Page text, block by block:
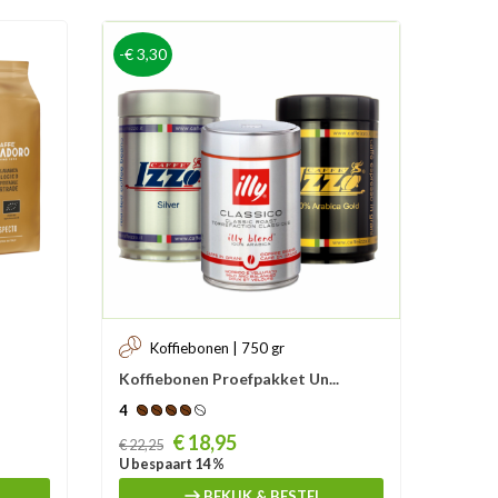
-€ 3,30
Koffiebonen | 750 gr
Koffiebonen Proefpakket Un...
4
Prijs
€ 22,25 € 18,95
U bespaart 14 %